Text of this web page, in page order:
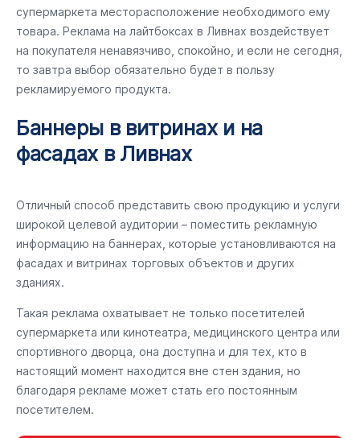
супермаркета месторасположение необходимого ему
товара. Реклама на лайтбоксах в Ливнах воздействует
на покупателя ненавязчиво, спокойно, и если не сегодня,
то завтра выбор обязательно будет в пользу
рекламируемого продукта.
Баннеры в витринах и на
фасадах в Ливнах
Отличный способ представить свою продукцию и услуги
широкой целевой аудитории – поместить рекламную
информацию на баннерах, которые установливаются на
фасадах и витринах торговых объектов и других
зданиях.
Такая реклама охватывает не только посетителей
супермаркета или кинотеатра, медицинского центра или
спортивного дворца, она доступна и для тех, кто в
настоящий момент находится вне стен здания, но
благодаря рекламе может стать его постоянным
посетителем.